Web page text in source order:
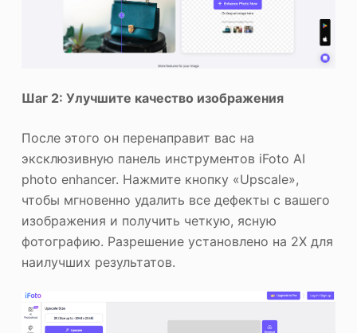
Шаг 2: Улучшите качество изображения
После этого он перенаправит вас на
эксклюзивную панель инструментов iFoto AI
photo enhancer. Нажмите кнопку «Upscale»,
чтобы мгновенно удалить все дефекты с вашего
изображения и получить четкую, ясную
фотографию. Разрешение установлено на 2X для
наилучших результатов.